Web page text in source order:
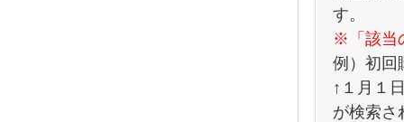
す。
※「該当
例）初回
↑１月１
が検索さ